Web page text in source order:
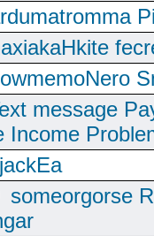
message
Income
jackEa
someorgorse